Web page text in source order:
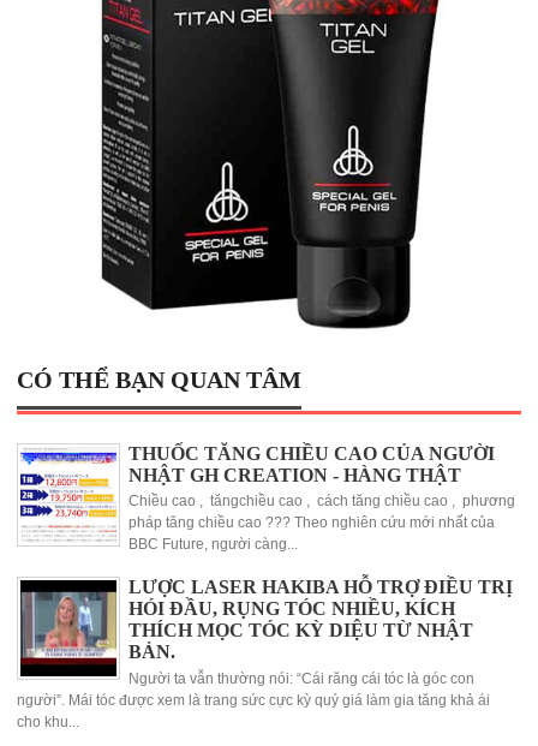
CÓ THỂ BẠN QUAN TÂM
THUỐC TĂNG CHIỀU CAO CỦA NGƯỜI
NHẬT GH CREATION - HÀNG THẬT
Chiều cao , tăngchiều cao , cách tăng chiều cao , phương
pháp tăng chiều cao ??? Theo nghiên cứu mới nhất của
BBC Future, người càng...
LƯỢC LASER HAKIBA HỖ TRỢ ĐIỀU TRỊ
HÓI ĐẦU, RỤNG TÓC NHIỀU, KÍCH
THÍCH MỌC TÓC KỲ DIỆU TỪ NHẬT
BẢN.
Người ta vẫn thường nói: “Cái răng cái tóc là góc con
người”. Mái tóc được xem là trang sức cực kỳ quý giá làm gia tăng khả ái
cho khu...